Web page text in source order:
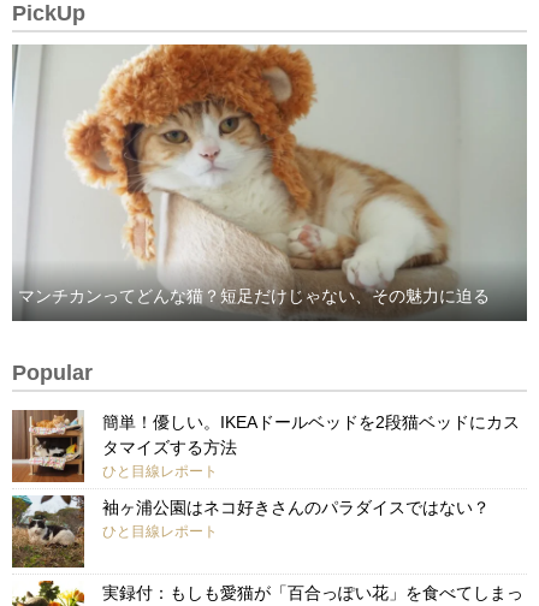
PickUp
マンチカンってどんな猫？短足だけじゃない、その魅力に迫る
Popular
簡単！優しい。IKEAドールベッドを2段猫ベッドにカス
タマイズする方法
ひと目線レポート
袖ヶ浦公園はネコ好きさんのパラダイスではない？
ひと目線レポート
実録付：もしも愛猫が「百合っぽい花」を食べてしまっ